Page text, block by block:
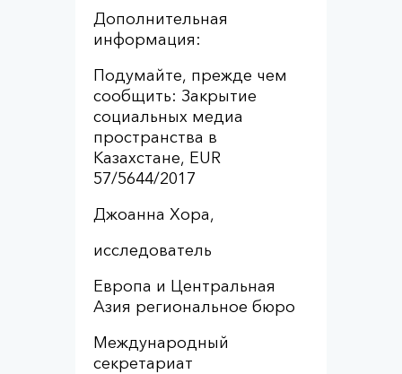
Дополнительная
информация:
Подумайте, прежде чем
сообщить: Закрытие
социальных медиа
пространства в
Казахстане, EUR
57/5644/2017
Джоанна Хора,
исследователь
Европа и Центральная
Азия региональное бюро
Международный
секретариат